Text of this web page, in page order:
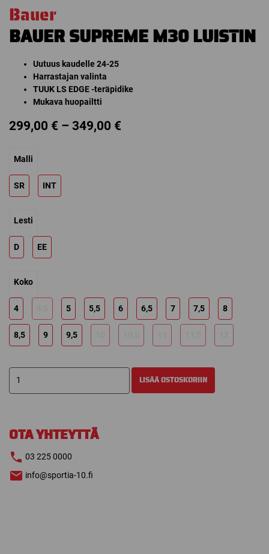
Bauer
BAUER SUPREME M30 LUISTIN
Uutuus kaudelle 24-25
Harrastajan valinta
TUUK LS EDGE -teräpidike
Mukava huopailtti
299,00 € – 349,00 €
Malli
SR INT
Lesti
D EE
Koko
4 5 5,5 6 6,5 7 7,5 8
8,5 9 9,5
BAUER
SUPREME
LISÄÄ OSTOSKORIIN
OTA YHTEYTTÄ
03 225 0000
info@sportia-10.fi